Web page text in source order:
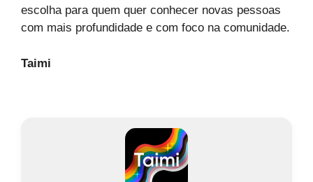
escolha para quem quer conhecer novas pessoas
com mais profundidade e com foco na comunidade.
Taimi